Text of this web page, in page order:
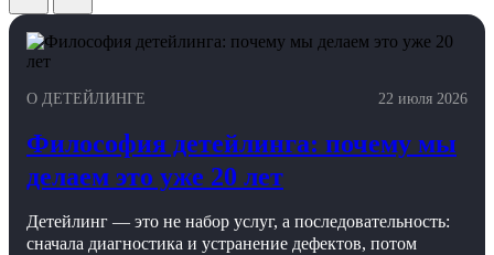
О ДЕТЕЙЛИНГЕ 22 июля 2026
Философия детейлинга: почему мы
делаем это уже 20 лет
Детейлинг — это не набор услуг, а последовательность:
сначала диагностика и устранение дефектов, потом